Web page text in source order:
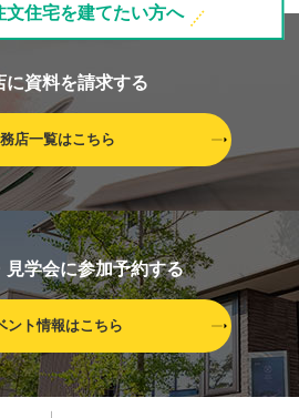
文住宅を建てたい方へ
に資料を請求する
店一覧はこちら
見学会に参加予約する
ント情報はこちら